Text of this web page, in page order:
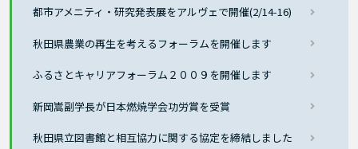
都市アメニティ・研究発表展をアルヴェで開催(2/14-16)
秋田県農業の再生を考えるフォーラムを開催します
ふるさとキャリアフォーラム２００９を開催します
新岡嵩副学長が日本燃焼学会功労賞を受賞
秋田県立図書館と相互協力に関する協定を締結しました